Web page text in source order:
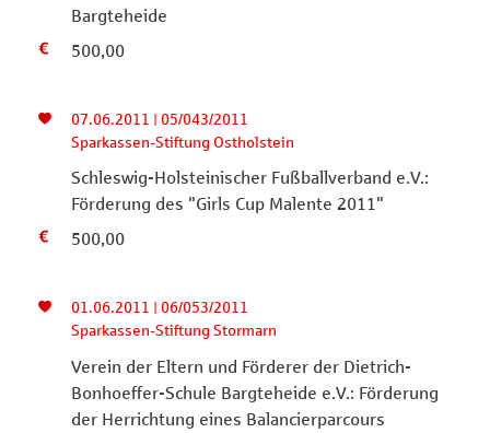
Bargteheide
500,00
07.06.2011 | 05/043/2011
Sparkassen-Stiftung Ostholstein
Schleswig-Holsteinischer Fußballverband e.V.:
Förderung des "Girls Cup Malente 2011"
500,00
01.06.2011 | 06/053/2011
Sparkassen-Stiftung Stormarn
Verein der Eltern und Förderer der Dietrich-
Bonhoeffer-Schule Bargteheide e.V.: Förderung
der Herrichtung eines Balancierparcours